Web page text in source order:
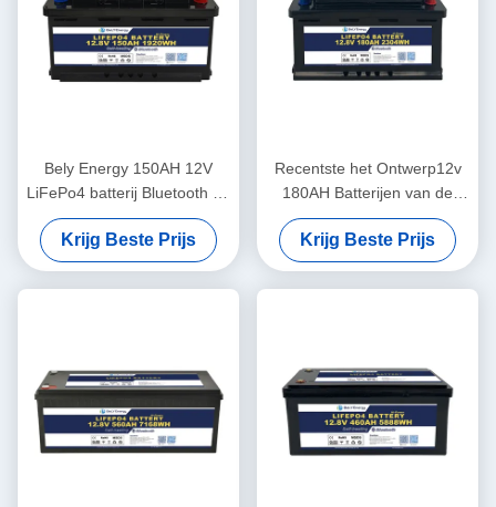
Bely Energy 150AH 12V
LiFePo4 batterij Bluetooth en
zelfverwarming voor Yachit
Medical
Krijg Beste Prijs
Recentste het Ontwerp12v
180AH Batterijen van de
Belyenergie voor Bluetooth
voor UPS-het Basisstation rv
van de Energieopslag
Krijg Beste Prijs